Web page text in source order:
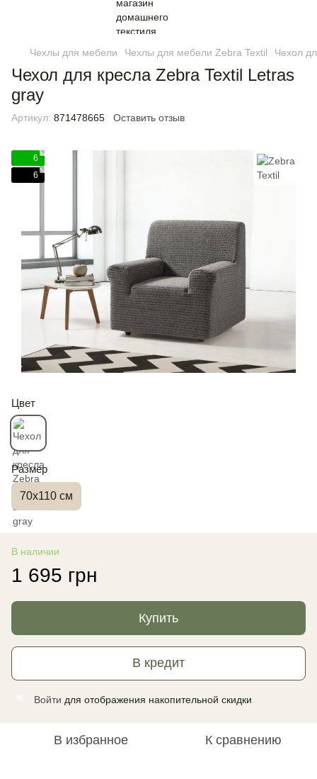
Чехлы для мебели Чехлы для мебели Zebra Textil Чехол
Чехол для кресла Zebra Textil Letras
gray
Артикул: 871478665 Оставить отзыв
6
6
Цвет
Размер
70x110 см
В наличии
1 695 грн
Купить
В кредит
Войти для отображения накопительной скидки
В избранное К сравнению